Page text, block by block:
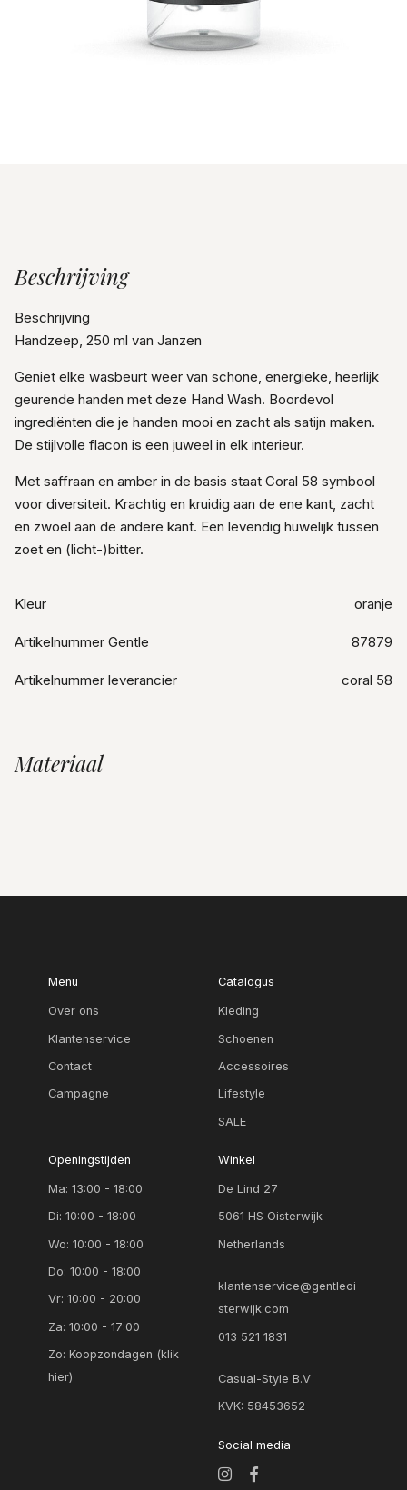
Beschrijving
Beschrijving
Handzeep, 250 ml van Janzen
Geniet elke wasbeurt weer van schone, energieke, heerlijk
geurende handen met deze Hand Wash. Boordevol
ingrediënten die je handen mooi en zacht als satijn maken.
De stijlvolle flacon is een juweel in elk interieur.
Met saffraan en amber in de basis staat Coral 58 symbool
voor diversiteit. Krachtig en kruidig aan de ene kant, zacht
en zwoel aan de andere kant. Een levendig huwelijk tussen
zoet en (licht-)bitter.
Kleur oranje
Artikelnummer Gentle 87879
Artikelnummer leverancier coral 58
Materiaal
Menu
Over ons
Klantenservice
Contact
Campagne
Catalogus
Kleding
Schoenen
Accessoires
Lifestyle
SALE
Openingstijden
Ma: 13:00 - 18:00
Di: 10:00 - 18:00
Wo: 10:00 - 18:00
Do: 10:00 - 18:00
Vr: 10:00 - 20:00
Za: 10:00 - 17:00
Zo:Koopzondagen (klik
hier)
Winkel
De Lind 27
5061 HS Oisterwijk
Netherlands
klantenservice@gentleoi
sterwijk.com
013 521 1831
Casual-Style B.V
KVK: 58453652
Social media